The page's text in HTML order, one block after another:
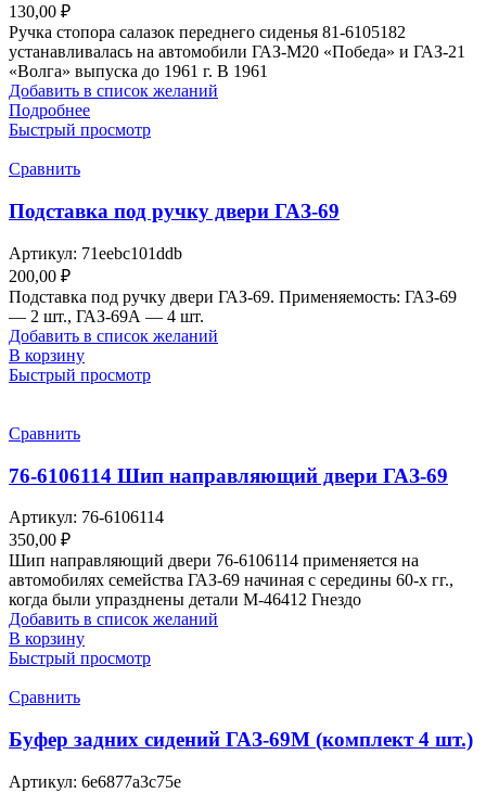
130,00 ₽
Ручка стопора салазок переднего сиденья 81-6105182
устанавливалась на автомобили ГАЗ-М20 «Победа» и ГАЗ-21
«Волга» выпуска до 1961 г. В 1961
Добавить в список желаний
Подробнее
Быстрый просмотр
Сравнить
Подставка под ручку двери ГАЗ-69
Артикул: 71eebc101ddb
200,00 ₽
Подставка под ручку двери ГАЗ-69. Применяемость: ГАЗ-69
— 2 шт., ГАЗ-69А — 4 шт.
Добавить в список желаний
В корзину
Быстрый просмотр
Сравнить
76-6106114 Шип направляющий двери ГАЗ-69
Артикул: 76-6106114
350,00 ₽
Шип направляющий двери 76-6106114 применяется на
автомобилях семейства ГАЗ-69 начиная с середины 60-х гг.,
когда были упразднены детали М-46412 Гнездо
Добавить в список желаний
В корзину
Быстрый просмотр
Сравнить
Буфер задних сидений ГАЗ-69М (комплект 4 шт.)
Артикул: 6e6877a3c75e